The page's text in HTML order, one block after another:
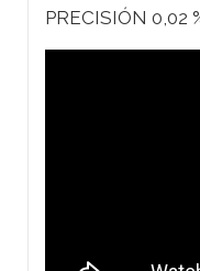
PRECISIÓN 0,02